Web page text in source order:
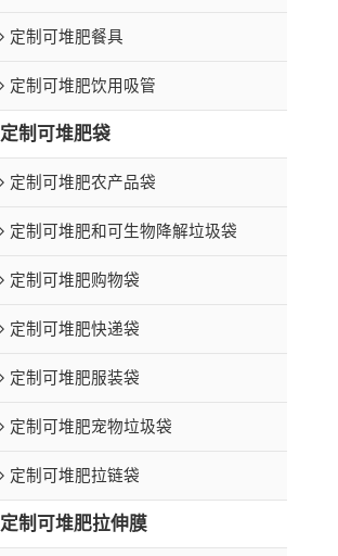
定制可堆肥餐具
定制可堆肥饮用吸管
定制可堆肥袋
定制可堆肥农产品袋
定制可堆肥和可生物降解垃圾袋
定制可堆肥购物袋
定制可堆肥快递袋
定制可堆肥服装袋
定制可堆肥宠物垃圾袋
定制可堆肥拉链袋
定制可堆肥拉伸膜